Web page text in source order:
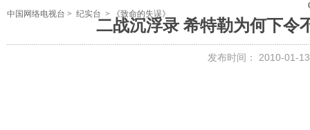
中国网络电视台 > 纪实台 > 《致命的失误》
二战沉浮录 希特勒为何下令
发布时间： 2010-01-